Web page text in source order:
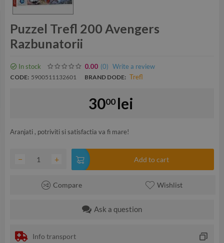
Puzzel Trefl 200 Avengers
Razbunatorii
In stock 0.00 (0) Write a review
CODE: 5900511132601 BRAND DODE: Trefl
3000 lei
Aranjati , potriviti si satisfactia va fi mare!
+
− Add to cart
Compare Wishlist
Ask a question
Info transport